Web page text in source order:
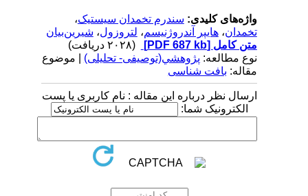
واژه‌های کلیدی:سندرم تخمدان سیستیک،
تخمدان ،هایپر آندروژنیسم،لتروزول،شیرین‌بیان
متن کامل[PDF 687 kb]
نوع مطالعه:پژوهشي(توصیفی- تحلیلی) | موضوع
مقاله:بافت شناسی
ارسال نظر درباره این مقاله : نام کاربری یا پست
الکترونیک شما: